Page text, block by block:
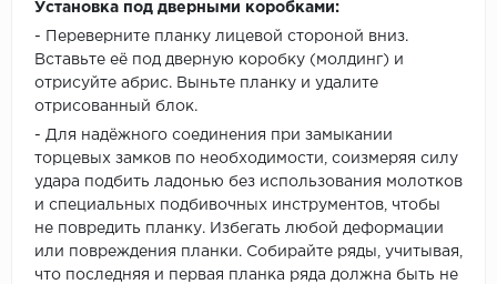
Установка под дверными коробками:
- Переверните планку лицевой стороной вниз.
Вставьте её под дверную коробку (молдинг) и
отрисуйте абрис. Выньте планку и удалите
отрисованный блок.
- Для надёжного соединения при замыкании
торцевых замков по необходимости, соизмеряя силу
удара подбить ладонью без использования молотков
и специальных подбивочных инструментов, чтобы
не повредить планку. Избегать любой деформации
или повреждения планки. Собирайте ряды, учитывая,
что последняя и первая планка ряда должна быть не